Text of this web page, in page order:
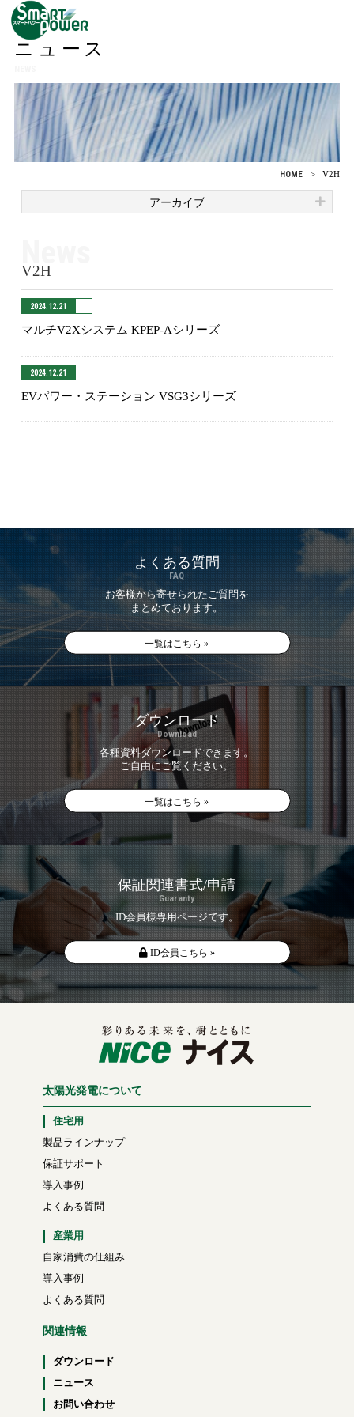
ニュース
HOME V2H
V2H
2024.12.21
マルチV2Xシステム KPEP-Aシリーズ
2024.12.21
EVパワー・ステーション VSG3シリーズ
アーカイブ
よくある質問
FAQ
お客様から寄せられたご質問を
まとめております。
一覧はこちら »
ダウンロード
Download
各種資料ダウンロードできます。
ご自由にご覧ください。
一覧はこちら »
保証関連書式/申請
Guaranty
ID会員様専用ページです。
ID会員こちら »
太陽光発電について
住宅用
製品ラインナップ
保証サポート
導入事例
よくある質問
産業用
自家消費の仕組み
導入事例
よくある質問
関連情報
ダウンロード
ニュース
お問い合わせ